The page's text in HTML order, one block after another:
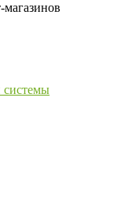
системы